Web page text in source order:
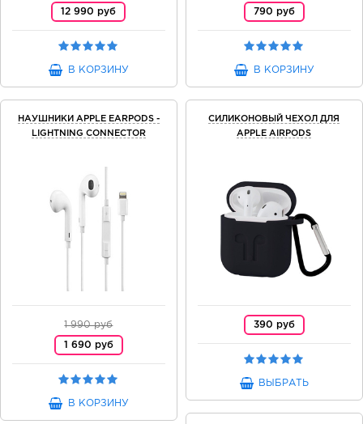
12 990 руб
В КОРЗИНУ
790 руб
В КОРЗИНУ
НАУШНИКИ APPLE EARPODS -
LIGHTNING CONNECTOR
1 990 руб
1 690 руб
В КОРЗИНУ
СИЛИКОНОВЫЙ ЧЕХОЛ ДЛЯ
APPLE AIRPODS
390 руб
ВЫБРАТЬ